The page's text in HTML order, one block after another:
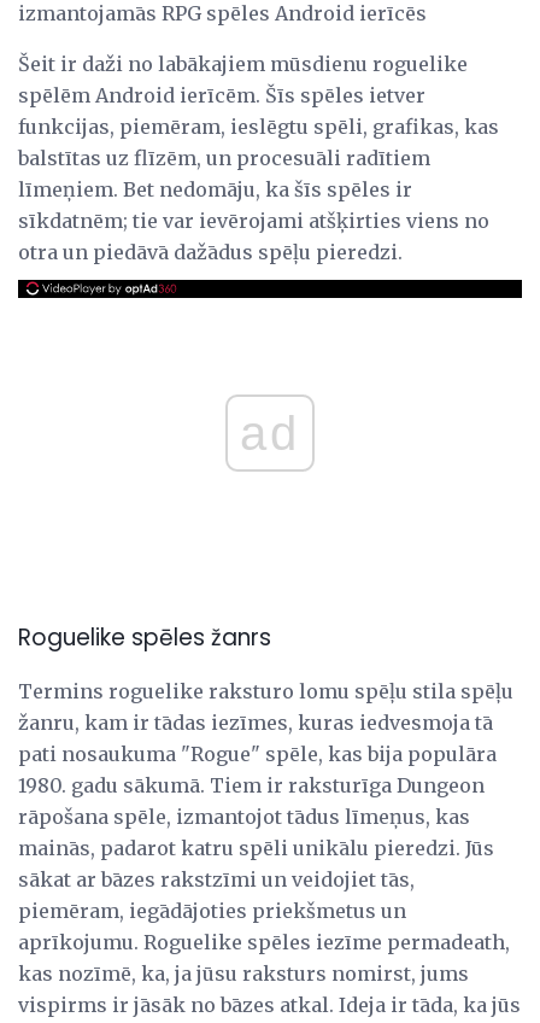
izmantojamās RPG spēles Android ierīcēs
Šeit ir daži no labākajiem mūsdienu roguelike
spēlēm Android ierīcēm. Šīs spēles ietver
funkcijas, piemēram, ieslēgtu spēli, grafikas, kas
balstītas uz flīzēm, un procesuāli radītiem
līmeņiem. Bet nedomāju, ka šīs spēles ir
sīkdatnēm; tie var ievērojami atšķirties viens no
otra un piedāvā dažādus spēļu pieredzi.
ad
Roguelike spēles žanrs
Termins roguelike raksturo lomu spēļu stila spēļu
žanru, kam ir tādas iezīmes, kuras iedvesmoja tā
pati nosaukuma "Rogue" spēle, kas bija populāra
1980. gadu sākumā. Tiem ir raksturīga Dungeon
rāpošana spēle, izmantojot tādus līmeņus, kas
mainās, padarot katru spēli unikālu pieredzi. Jūs
sākat ar bāzes rakstzīmi un veidojiet tās,
piemēram, iegādājoties priekšmetus un
aprīkojumu. Roguelike spēles iezīme permadeath,
kas nozīmē, ka, ja jūsu raksturs nomirst, jums
vispirms ir jāsāk no bāzes atkal. Ideja ir tāda, ka jūs